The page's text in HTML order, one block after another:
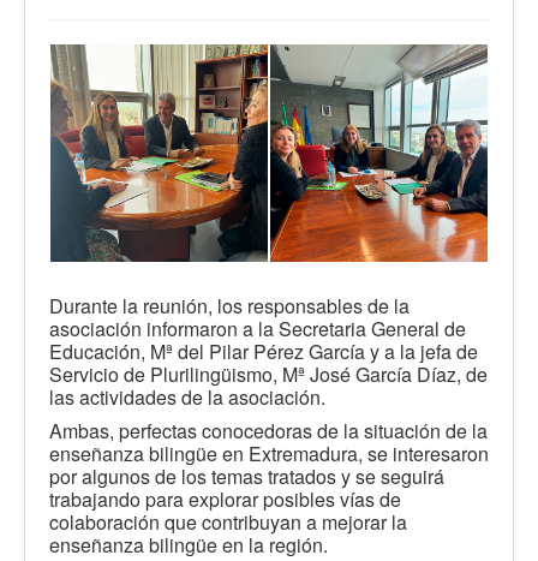
Durante la reunión, los responsables de la
asociación informaron a la Secretaria General de
Educación, Mª del Pilar Pérez García y a la jefa de
Servicio de Plurilingüismo, Mª José García Díaz, de
las actividades de la asociación.
Ambas, perfectas conocedoras de la situación de la
enseñanza bilingüe en Extremadura, se interesaron
por algunos de los temas tratados y se seguirá
trabajando para explorar posibles vías de
colaboración que contribuyan a mejorar la
enseñanza bilingüe en la región.